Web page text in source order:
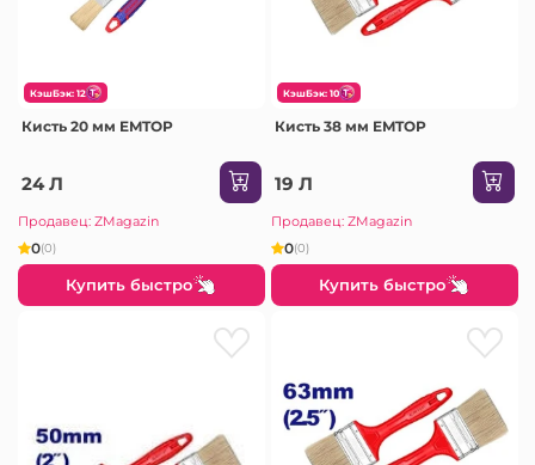
КэшБэк: 12
Кисть 20 мм EMTOP
24 Л
Продавец: ZMagazin
0(0)
Купить быстро
КэшБэк: 10
Кисть 38 мм EMTOP
19 Л
Продавец: ZMagazin
0(0)
Купить быстро